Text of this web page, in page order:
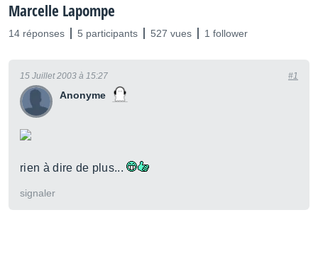
Marcelle Lapompe
14 réponses 5 participants 527 vues 1 follower
Anonyme
15 Juillet 2003 à 15:27 #1
rien à dire de plus...
signaler